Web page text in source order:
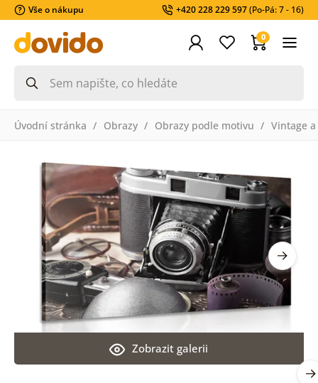
Vše o nákupu +420 228 229 597(Po-Pá: 7 - 16)
0
Úvodní stránka Obrazy Obrazy podle motivu Vintage
Zobrazit galerii